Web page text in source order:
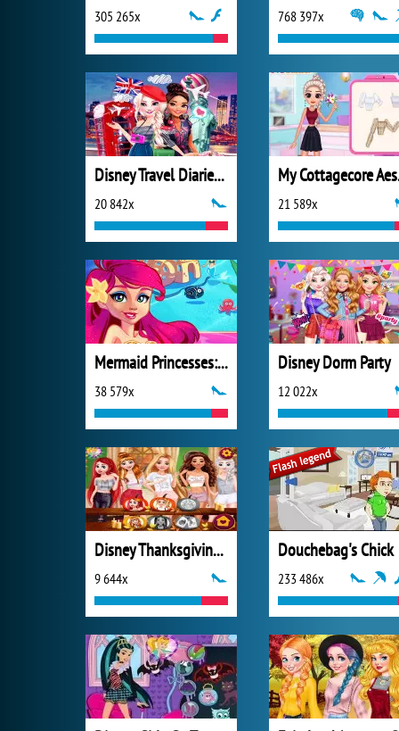
305 265x 768 397x
Disney Travel Diaries: City Break
20 842x
My
21 589x
Mermaid Princesses: Underwater Games
38 579x
Disney Dorm Party
12 022x
Disney Thanksgiving Day
9 644x
Douchebag's Chick
233 486x